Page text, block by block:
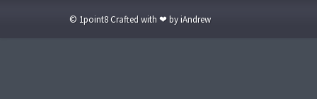
© 1point8 Crafted with ❤ by iAndrew